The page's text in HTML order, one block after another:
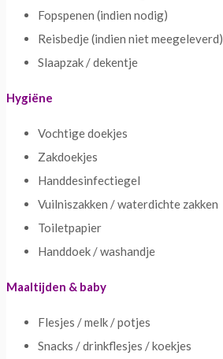
Fopspenen (indien nodig)
Reisbedje (indien niet meegeleverd)
Slaapzak / dekentje
Hygiëne
Vochtige doekjes
Zakdoekjes
Handdesinfectiegel
Vuilniszakken / waterdichte zakken
Toiletpapier
Handdoek / washandje
Maaltijden & baby
Flesjes / melk / potjes
Snacks / drinkflesjes / koekjes